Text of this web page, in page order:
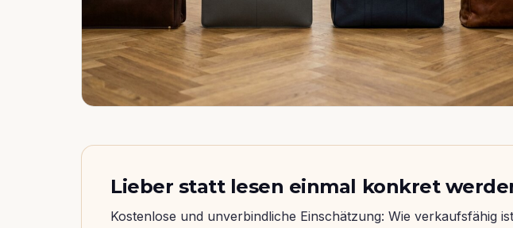
Lieber statt lesen einmal konkret
Kostenlose und unverbindliche Einschätzung: Wie verkaufsfähig